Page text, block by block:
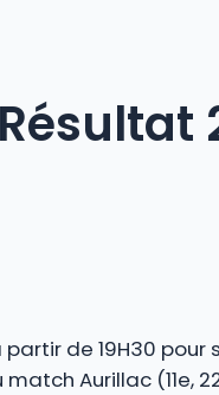
de 19H30
Aurillac (11e,